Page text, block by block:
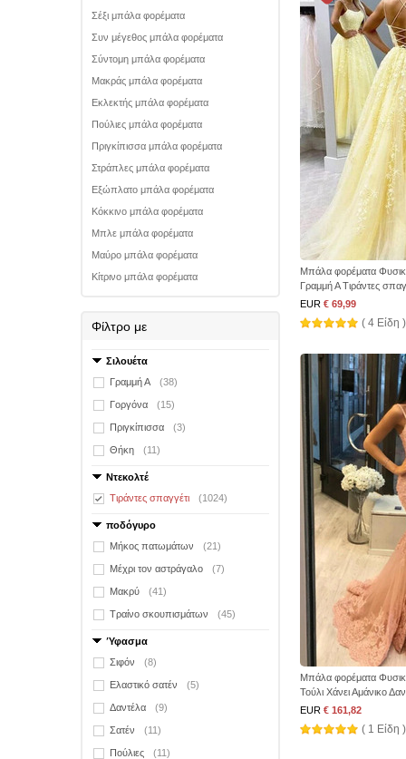
Σέξι μπάλα φορέματα
Συν μέγεθος μπάλα φορέματα
Σύντομη μπάλα φορέματα
Μακράς μπάλα φορέματα
Εκλεκτής μπάλα φορέματα
Πούλιες μπάλα φορέματα
Πριγκίπισσα μπάλα φορέματα
Στράπλες μπάλα φορέματα
Εξώπλατο μπάλα φορέματα
Κόκκινο μπάλα φορέματα
Μπλε μπάλα φορέματα
Μαύρο μπάλα φορέματα
Κίτρινο μπάλα φορέματα
Φίλτρο με
Σιλουέτα
Γραμμή Α
(38)
Γοργόνα (15)
Πριγκίπισσα (3)
Θήκη (11)
Ντεκολτέ
Τιράντες σπαγγέτι
(1024)
ποδόγυρο
Μήκος πατωμάτων
(21)
Μέχρι τον αστράγαλο (7)
Μακρύ (41)
Τραίνο σκουπισμάτων (45)
Ύφασμα
Σιφόν
(8)
Ελαστικό σατέν (5)
Δαντέλα (9)
Σατέν (11)
Πούλιες (11)
Μπάλα φορέματα
Γραμμή Α Τιράντες
EUR € 69,99
( 4 Είδη )
Μπάλα φορέματα
Τούλι Χάνει Αμάνικο
EUR € 161,82
( 1 Είδη )